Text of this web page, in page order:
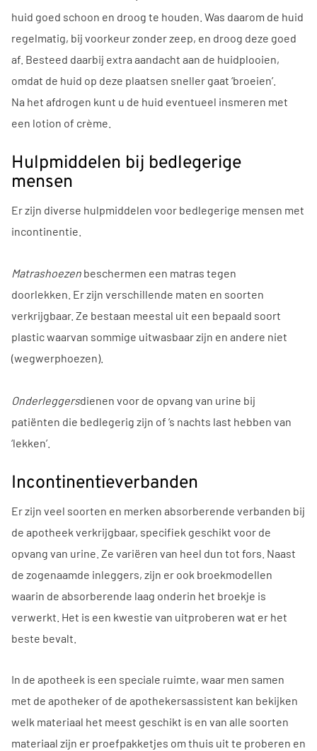
huid goed schoon en droog te houden. Was daarom de huid
regelmatig, bij voorkeur zonder zeep, en droog deze goed
af. Besteed daarbij extra aandacht aan de huidplooien,
omdat de huid op deze plaatsen sneller gaat ‘broeien’.
Na het afdrogen kunt u de huid eventueel insmeren met
een lotion of crème.
Hulpmiddelen bij bedlegerige
mensen
Er zijn diverse hulpmiddelen voor bedlegerige mensen met
incontinentie.
Matrashoezen beschermen een matras tegen
doorlekken. Er zijn verschillende maten en soorten
verkrijgbaar. Ze bestaan meestal uit een bepaald soort
plastic waarvan sommige uitwasbaar zijn en andere niet
(wegwerphoezen).
Onderleggersdienen voor de opvang van urine bij
patiënten die bedlegerig zijn of ’s nachts last hebben van
‘lekken’.
Incontinentieverbanden
Er zijn veel soorten en merken absorberende verbanden bij
de apotheek verkrijgbaar, specifiek geschikt voor de
opvang van urine. Ze variëren van heel dun tot fors. Naast
de zogenaamde inleggers, zijn er ook broekmodellen
waarin de absorberende laag onderin het broekje is
verwerkt. Het is een kwestie van uitproberen wat er het
beste bevalt.
In de apotheek is een speciale ruimte, waar men samen
met de apotheker of de apothekersassistent kan bekijken
welk materiaal het meest geschikt is en van alle soorten
materiaal zijn er proefpakketjes om thuis uit te proberen en